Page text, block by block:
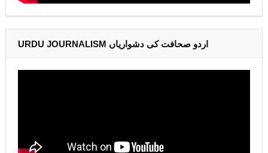
URDU JOURNALISM اردو صحافت کی دشواریاں